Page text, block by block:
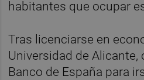
habitantes que ocupar
Tras licenciarse en
Universidad de Alicante,
Banco de España para